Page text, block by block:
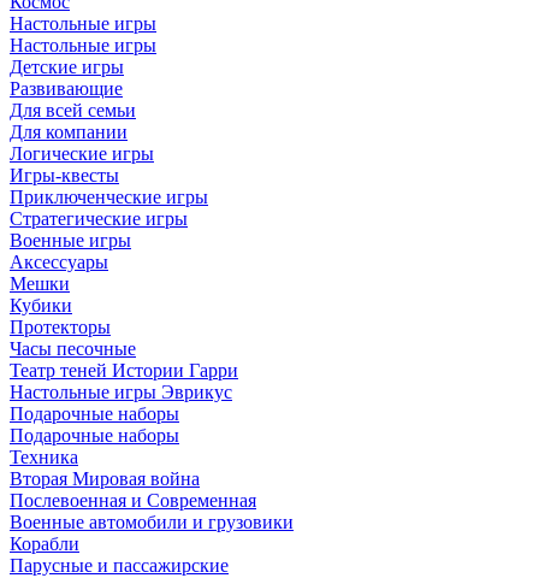
Настольные игры
Настольные игры
Детские игры
Развивающие
Для всей семьи
Для компании
Логические игры
Игры-квесты
Приключенческие игры
Стратегические игры
Военные игры
Аксессуары
Мешки
Кубики
Протекторы
Часы песочные
Театр теней Истории Гарри
Настольные игры Эврикус
Подарочные наборы
Подарочные наборы
Техника
Вторая Мировая война
Послевоенная и Современная
Военные автомобили и грузовики
Корабли
Парусные и пассажирские